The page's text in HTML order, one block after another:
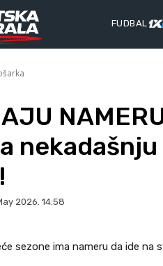
FUDBAL
2026. 14:58
sezone ima nameru da ide na